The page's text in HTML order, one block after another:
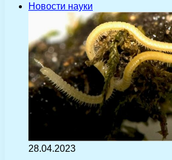
Новости науки
28.04.2023